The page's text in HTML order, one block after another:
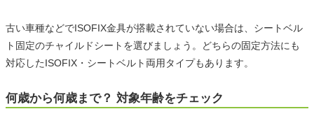
古い車種などでISOFIX金具が搭載されていない場合は、シートベル
ト固定のチャイルドシートを選びましょう。どちらの固定方法にも
対応したISOFIX・シートベルト両用タイプもあります。
何歳から何歳まで？ 対象年齢をチェック